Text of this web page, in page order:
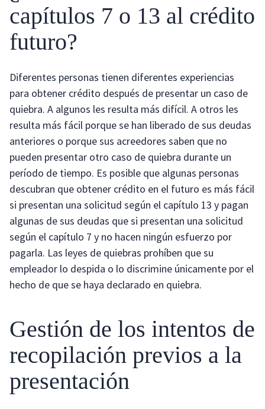
capítulos 7 o 13 al crédito
futuro?
Diferentes personas tienen diferentes experiencias
para obtener crédito después de presentar un caso de
quiebra. A algunos les resulta más difícil. A otros les
resulta más fácil porque se han liberado de sus deudas
anteriores o porque sus acreedores saben que no
pueden presentar otro caso de quiebra durante un
período de tiempo. Es posible que algunas personas
descubran que obtener crédito en el futuro es más fácil
si presentan una solicitud según el capítulo 13 y pagan
algunas de sus deudas que si presentan una solicitud
según el capítulo 7 y no hacen ningún esfuerzo por
pagarla. Las leyes de quiebras prohíben que su
empleador lo despida o lo discrimine únicamente por el
hecho de que se haya declarado en quiebra.
Gestión de los intentos de
recopilación previos a la
presentación